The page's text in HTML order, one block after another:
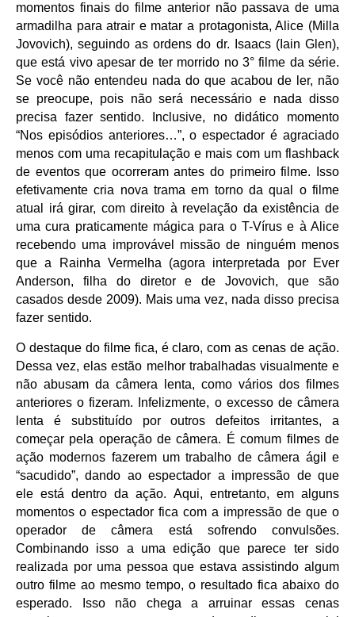
momentos finais do filme anterior não passava de uma
armadilha para atrair e matar a protagonista, Alice (Milla
Jovovich), seguindo as ordens do dr. Isaacs (Iain Glen),
que está vivo apesar de ter morrido no 3° filme da série.
Se você não entendeu nada do que acabou de ler, não
se preocupe, pois não será necessário e nada disso
precisa fazer sentido. Inclusive, no didático momento
“Nos episódios anteriores…”, o espectador é agraciado
menos com uma recapitulação e mais com um flashback
de eventos que ocorreram antes do primeiro filme. Isso
efetivamente cria nova trama em torno da qual o filme
atual irá girar, com direito à revelação da existência de
uma cura praticamente mágica para o T-Vírus e à Alice
recebendo uma improvável missão de ninguém menos
que a Rainha Vermelha (agora interpretada por Ever
Anderson, filha do diretor e de Jovovich, que são
casados desde 2009). Mais uma vez, nada disso precisa
fazer sentido.
O destaque do filme fica, é claro, com as cenas de ação.
Dessa vez, elas estão melhor trabalhadas visualmente e
não abusam da câmera lenta, como vários dos filmes
anteriores o fizeram. Infelizmente, o excesso de câmera
lenta é substituído por outros defeitos irritantes, a
começar pela operação de câmera. É comum filmes de
ação modernos fazerem um trabalho de câmera ágil e
“sacudido”, dando ao espectador a impressão de que
ele está dentro da ação. Aqui, entretanto, em alguns
momentos o espectador fica com a impressão de que o
operador de câmera está sofrendo convulsões.
Combinando isso a uma edição que parece ter sido
realizada por uma pessoa que estava assistindo algum
outro filme ao mesmo tempo, o resultado fica abaixo do
esperado. Isso não chega a arruinar essas cenas